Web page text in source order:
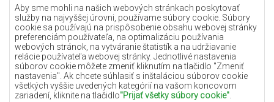
Aby sme mohli na našich webových stránkach poskytovať
služby na najvyššej úrovni, používame súbory cookie. Súbory
cookie sa používajú na prispôsobenie obsahu webovej stránky
preferenciám používateľa, na optimalizáciu používania
webových stránok, na vytváranie štatistík a na udržiavanie
relácie používateľa webovej stránky. Jednotlivé nastavenia
súborov cookie môžete zmeniť kliknutím na tlačidlo "Zmeniť
nastavenia". Ak chcete súhlasiť s inštaláciou súborov cookie
všetkých vyššie uvedených kategórií na vašom koncovom
zariadení, kliknite na tlačidlo"Prijať všetky súbory cookie"
Lilac koberce
Žlté koberce
Mätové koberce
Modré koberce
Oranžové koberce
Ružové koberce